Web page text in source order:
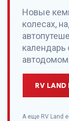
Новые
колесах,
календарь
RV LAND
А еще RV Land